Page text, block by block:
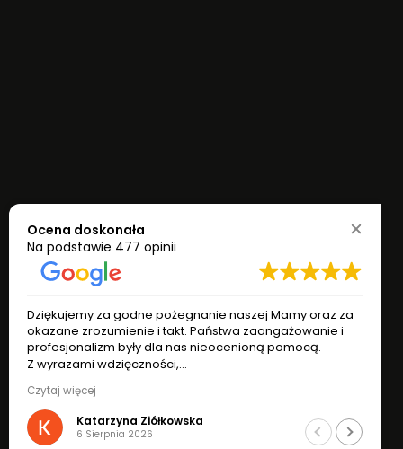
Ocena doskonała
Na podstawie 477 opinii
Dziękujemy za godne pożegnanie naszej Mamy oraz za
okazane zrozumienie i takt. Państwa zaangażowanie i
profesjonalizm były dla nas nieocenioną pomocą.
Z wyrazami wdzięczności,
Czytaj więcej
Katarzyna Ziółkowska
6 Sierpnia 2026